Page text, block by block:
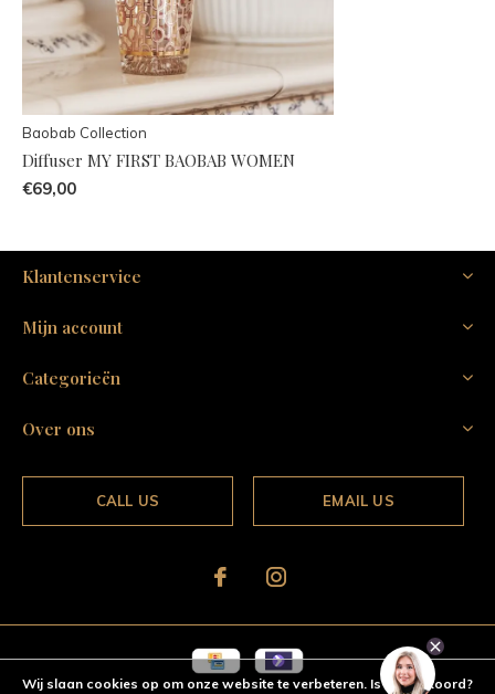
Baobab Collection
Diffuser MY FIRST BAOBAB WOMEN
€69,00
Klantenservice
Mijn account
Categorieën
Over ons
CALL US EMAIL US
Wij slaan cookies op om onze website te verbeteren. Is dat akkoord?